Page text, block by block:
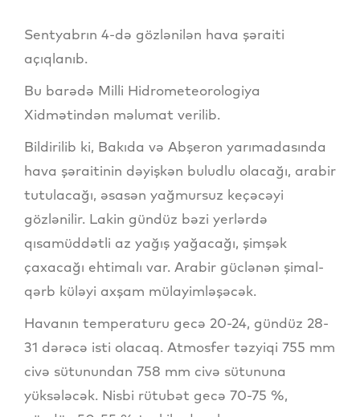
Sentyabrın 4-də gözlənilən hava şəraiti
açıqlanıb.
Bu barədə Milli Hidrometeorologiya
Xidmətindən məlumat verilib.
Bildirilib ki, Bakıda və Abşeron yarımadasında
hava şəraitinin dəyişkən buludlu olacağı, arabir
tutulacağı, əsasən yağmursuz keçəcəyi
gözlənilir. Lakin gündüz bəzi yerlərdə
qısamüddətli az yağış yağacağı, şimşək
çaxacağı ehtimalı var. Arabir güclənən şimal-
qərb küləyi axşam mülayimləşəcək.
Havanın temperaturu gecə 20-24, gündüz 28-
31 dərəcə isti olacaq. Atmosfer təzyiqi 755 mm
civə sütunundan 758 mm civə sütununa
yüksələcək. Nisbi rütubət gecə 70-75 %,